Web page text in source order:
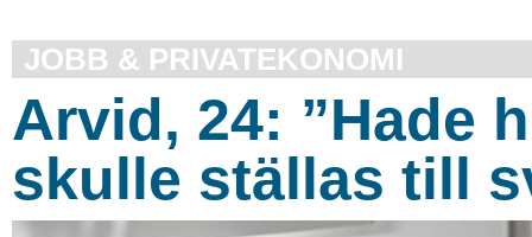
JOBB & PRIVATEKONOMI
Arvid, 24: ”Hade
skulle ställas till